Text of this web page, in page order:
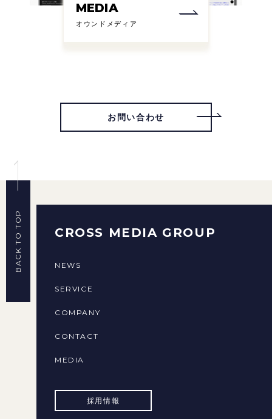
MEDIA
オウンドメディア
お問い合わせ
BACK TO TOP CROSS MEDIA GROUP
NEWS
SERVICE
COMPANY
CONTACT
MEDIA
採用情報